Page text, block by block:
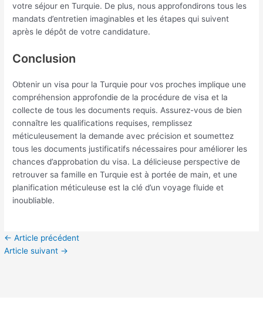
votre séjour en Turquie. De plus, nous approfondirons tous les
mandats d’entretien imaginables et les étapes qui suivent
après le dépôt de votre candidature.
Conclusion
Obtenir un visa pour la Turquie pour vos proches implique une
compréhension approfondie de la procédure de visa et la
collecte de tous les documents requis. Assurez-vous de bien
connaître les qualifications requises, remplissez
méticuleusement la demande avec précision et soumettez
tous les documents justificatifs nécessaires pour améliorer les
chances d’approbation du visa. La délicieuse perspective de
retrouver sa famille en Turquie est à portée de main, et une
planification méticuleuse est la clé d’un voyage fluide et
inoubliable.
← Article précédent
Article suivant →